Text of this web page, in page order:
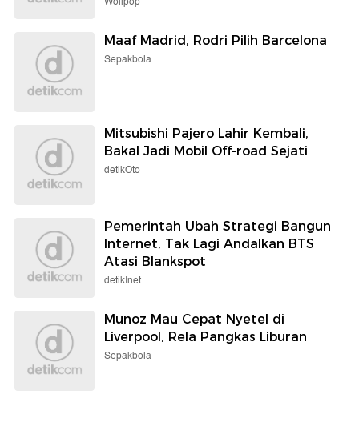
Maaf Madrid, Rodri Pilih Barcelona
Sepakbola
Mitsubishi Pajero Lahir Kembali,
Bakal Jadi Mobil Off-road Sejati
detikOto
Pemerintah Ubah Strategi Bangun
Internet, Tak Lagi Andalkan BTS
Atasi Blankspot
detikInet
Munoz Mau Cepat Nyetel di
Liverpool, Rela Pangkas Liburan
Sepakbola